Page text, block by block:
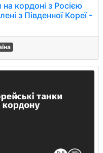
кордоні з Росією
з Південної Кореї -